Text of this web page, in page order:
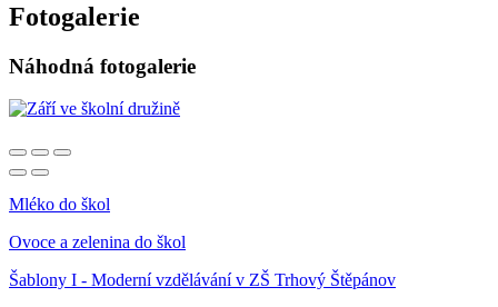
Fotogalerie
Náhodná fotogalerie
Mléko do škol
Ovoce a zelenina do škol
Šablony I - Moderní vzdělávání v ZŠ Trhový Štěpánov